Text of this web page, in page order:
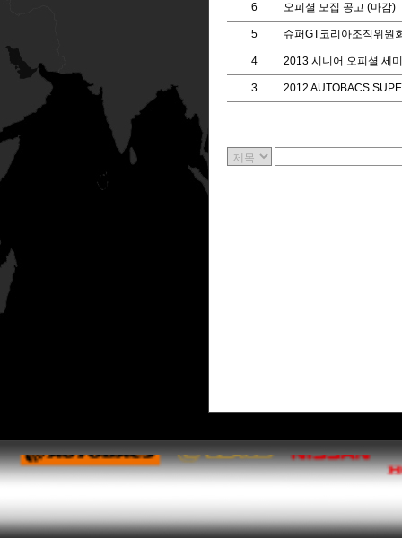
6 오피셜 모집 공고 (마감)
5 슈퍼GT코리아조직위원
4 2013 시니어 오피셜 세
3 2012 AUTOBACS